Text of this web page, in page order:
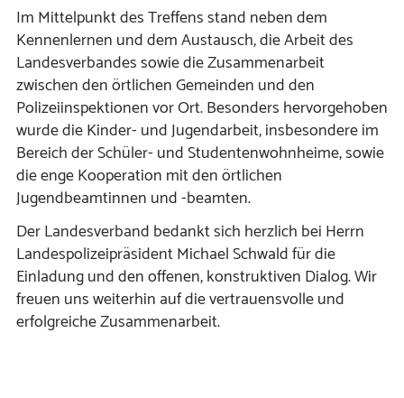
Im Mittelpunkt des Treffens stand neben dem
Kennenlernen und dem Austausch, die Arbeit des
Landesverbandes sowie die Zusammenarbeit
zwischen den örtlichen Gemeinden und den
Polizeiinspektionen vor Ort. Besonders hervorgehoben
wurde die Kinder- und Jugendarbeit, insbesondere im
Bereich der Schüler- und Studentenwohnheime, sowie
die enge Kooperation mit den örtlichen
Jugendbeamtinnen und -beamten.
Der Landesverband bedankt sich herzlich bei Herrn
Landespolizeipräsident Michael Schwald für die
Einladung und den offenen, konstruktiven Dialog. Wir
freuen uns weiterhin auf die vertrauensvolle und
erfolgreiche Zusammenarbeit.